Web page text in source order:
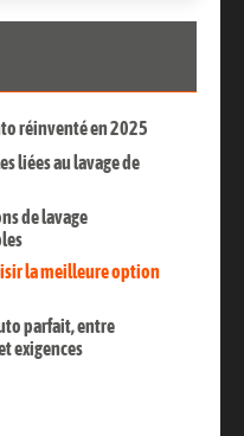
réinventé en 2025
liées au lavage de
de lavage
la meilleure option
parfait, entre
exigences